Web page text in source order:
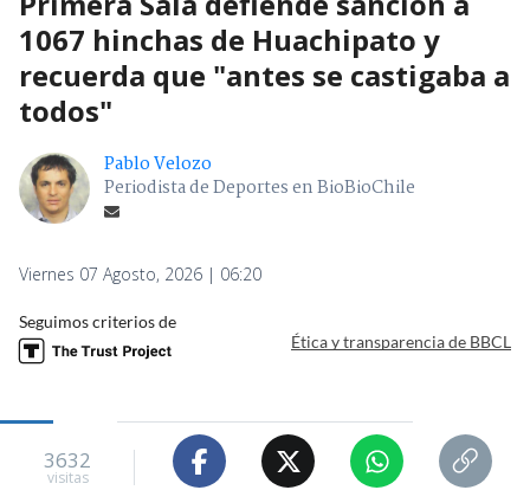
1067 hinchas de Huachipato y
recuerda que "antes se castigaba a
todos"
Pablo Velozo
Periodista de Deportes en BioBioChile
Viernes 07 Agosto, 2026 | 06:20
Seguimos criterios de
Ética y transparencia de BBCL
3632
visitas